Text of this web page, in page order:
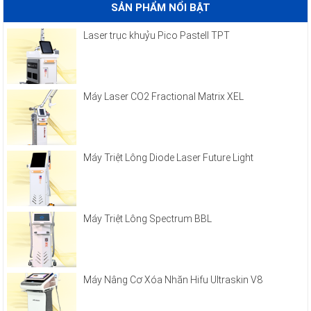
SẢN PHẨM NỔI BẬT
Laser trục khuỷu Pico Pastell TPT
Máy Laser CO2 Fractional Matrix XEL
Máy Triệt Lông Diode Laser Future Light
Máy Triệt Lông Spectrum BBL
Máy Nâng Cơ Xóa Nhăn Hifu Ultraskin V8